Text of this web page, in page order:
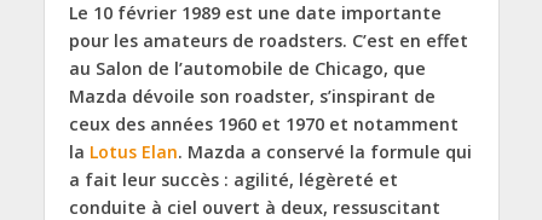
Le 10 février 1989 est une date importante
pour les amateurs de roadsters. C’est en effet
au Salon de l’automobile de Chicago, que
Mazda dévoile son roadster, s’inspirant de
ceux des années 1960 et 1970 et notamment
la Lotus Elan. Mazda a conservé la formule qui
a fait leur succès : agilité, légèreté et
conduite à ciel ouvert à deux, ressuscitant